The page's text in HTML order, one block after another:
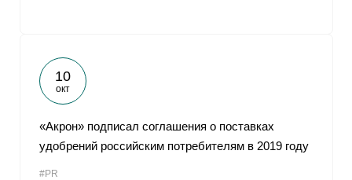
10
окт
«Акрон» подписал соглашения о поставках
удобрений российским потребителям в 2019 году
#PR